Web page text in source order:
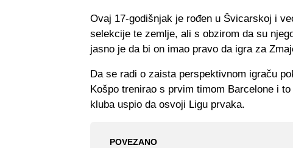
Ovaj 17-godišnjak je rođen u Švicarskoj i
selekcije te zemlje, ali s obzirom da su
jasno je da bi on imao pravo da igra za
Da se radi o zaista perspektivnom igraču
Košpo trenirao s prvim timom Barcelone i
kluba uspio da osvoji Ligu prvaka.
POVEZANO